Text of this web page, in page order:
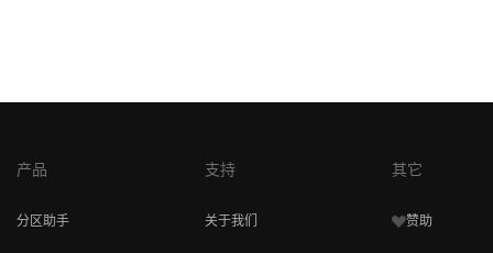
产品
分区助手
支持
关于我们
其它
赞助